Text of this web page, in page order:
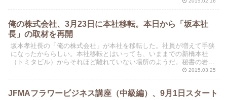
俺の株式会社、3月23日に本社移転。本日から「坂本社
長」の取材を再開
坂本孝社長の「俺の株式会社」が本社を移転した。社員が増えて手狭
になったかららしい。本社移転とはいっても、いままでの新橋本社
（トミタビル）からそれほど離れていない場所のようだ。秘書の岩崎
さんから先日、新しい住所を知らせるメールが入っていた。2015.03.25
JFMAフラワービジネス講座（中級編）、9月1日スタート